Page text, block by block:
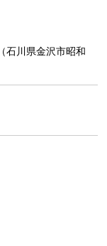
石川県金沢市昭和